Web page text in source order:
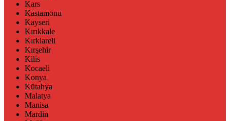
Kars
Kastamonu
Kayseri
Kırıkkale
Kırklareli
Kırşehir
Kilis
Kocaeli
Konya
Kütahya
Malatya
Manisa
Mardin